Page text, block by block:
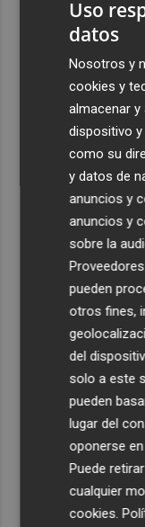
Uso
datos
Nosotros y
cookies y
almacenar
dispositivo
como su
y datos de
anuncios y
anuncios y
sobre la
pueden
otros fines,
del
solo a este
pueden
lugar del
oponerse
Puede
cualquier
cookies .